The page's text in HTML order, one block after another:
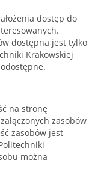
dostęp do
dostępna jest tylko
Krakowskiej
na stronę
zasobów
zasobów jest
można